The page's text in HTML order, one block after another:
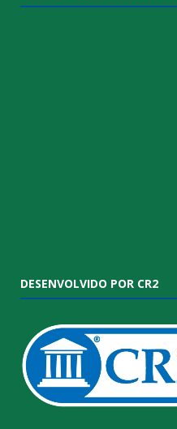
DESENVOLVIDO POR CR2